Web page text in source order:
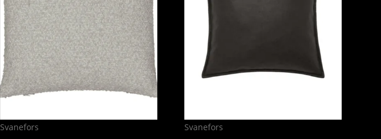
Svanefors Svanefors